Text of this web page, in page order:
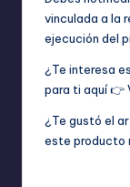
vinculada a la
ejecución del
¿Te interesa
para ti aquí 👉
¿Te gustó el
este producto